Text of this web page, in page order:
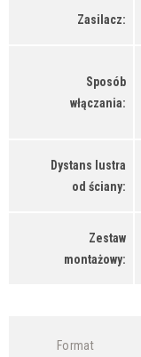
Zasilacz:
Sposób
włączania:
Dystans lustra
od ściany:
Zestaw
montażowy:
Format